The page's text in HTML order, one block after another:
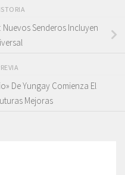
Senderos Incluyen
De Yungay Comienza El
Mejoras